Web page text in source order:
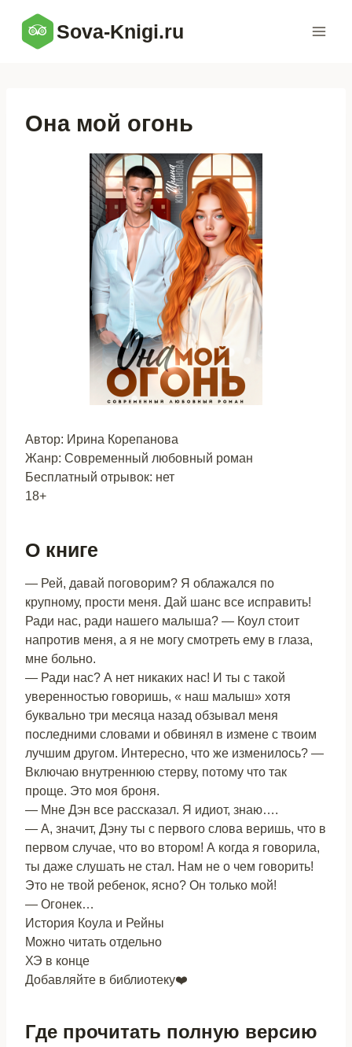
содержимому
Sova-Knigi.ru
Она мой огонь
Автор: Ирина Корепанова
Жанр: Современный любовный роман
Бесплатный отрывок: нет
18+
О книге
— Рей, давай поговорим? Я облажался по
крупному, прости меня. Дай шанс все исправить!
Ради нас, ради нашего малыша? — Коул стоит
напротив меня, а я не могу смотреть ему в глаза,
мне больно.
— Ради нас? А нет никаких нас! И ты с такой
уверенностью говоришь, « наш малыш» хотя
буквально три месяца назад обзывал меня
последними словами и обвинял в измене с твоим
лучшим другом. Интересно, что же изменилось? —
Включаю внутреннюю стерву, потому что так
проще. Это моя броня.
— Мне Дэн все рассказал. Я идиот, знаю….
— А, значит, Дэну ты с первого слова веришь, что в
первом случае, что во втором! А когда я говорила,
ты даже слушать не стал. Нам не о чем говорить!
Это не твой ребенок, ясно? Он только мой!
— Огонек…
История Коула и Рейны
Можно читать отдельно
ХЭ в конце
Добавляйте в библиотеку❤️
Где прочитать полную версию